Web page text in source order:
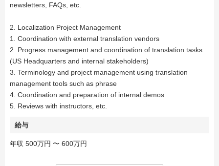
newsletters, FAQs, etc.
2. Localization Project Management
1. Coordination with external translation vendors
2. Progress management and coordination of translation tasks
(US Headquarters and internal stakeholders)
3. Terminology and project management using translation
management tools such as phrase
4. Coordination and preparation of internal demos
5. Reviews with instructors, etc.
給与
年収 500万円 〜 600万円